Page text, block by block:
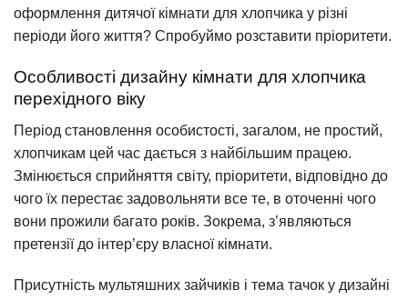
оформлення дитячої кімнати для хлопчика у різні
періоди його життя? Спробуймо розставити пріоритети.
Особливості дизайну кімнати для хлопчика
перехідного віку
Період становлення особистості, загалом, не простий,
хлопчикам цей час дається з найбільшим працею.
Змінюється сприйняття світу, пріоритети, відповідно до
чого їх перестає задовольняти все те, в оточенні чого
вони прожили багато років. Зокрема, з’являються
претензії до інтер’єру власної кімнати.
Присутність мультяшних зайчиків і тема тачок у дизайні